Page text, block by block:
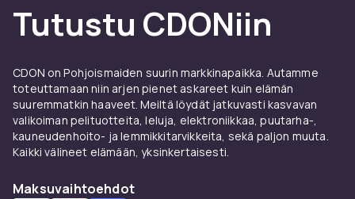
Tutustu CDONiin
CDON on Pohjoismaiden suurin markkinapaikka. Autamme
toteuttamaan niin arjen pienet askareet kuin elämän
suuremmatkin haaveet. Meiltä löydät jatkuvasti kasvavan
valikoiman pelituotteita, leluja, elektroniikkaa, puutarha-,
kauneudenhoito- ja lemmikkitarvikkeita, sekä paljon muuta.
Kaikki välineet elämään, yksinkertaisesti.
Maksuvaihtoehdot